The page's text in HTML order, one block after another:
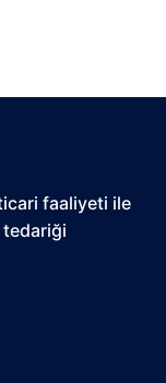
faaliyeti ile
tedariği